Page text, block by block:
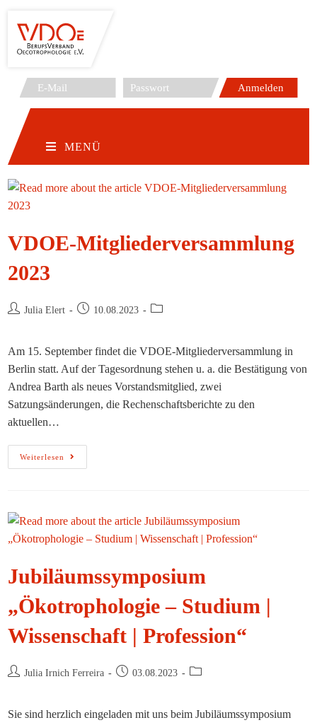
Inhalt
springen
MENÜ
VDOE-Mitgliederversammlung
2023
Beitrags-Julia Elert
Beitrag10.08.2023
Beitrags-
Am 15. September findet die VDOE-Mitgliederversammlung in
Berlin statt. Auf der Tagesordnung stehen u. a. die Bestätigung von
Andrea Barth als neues Vorstandsmitglied, zwei
Satzungsänderungen, die Rechenschaftsberichte zu den
aktuellen…
Weiterlesen
VDOE-
Mitgliederversammlung
Jubiläumssymposium
„Ökotrophologie – Studium |
Wissenschaft | Profession“
Beitrags-Julia Irnich Ferreira
Beitrag03.08.2023
Beitrags-
Sie sind herzlich eingeladen mit uns beim Jubiläumssymposium